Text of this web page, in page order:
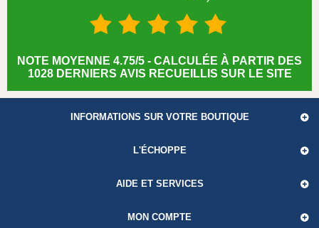
NOTE MOYENNE 4.75/5 - CALCULÉE À PARTIR DES
1028 DERNIERS AVIS RECUEILLIS SUR LE SITE
INFORMATIONS SUR VOTRE BOUTIQUE
L'ÉCHOPPE
AIDE ET SERVICES
MON COMPTE